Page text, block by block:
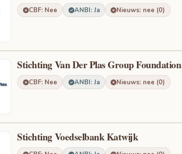
CBF: Nee ANBI: Ja Nieuws: nee (0)
Stichting Van Der Plas Group Foundation
CBF: Nee ANBI: Ja Nieuws: nee (0)
Stichting Voedselbank Katwijk